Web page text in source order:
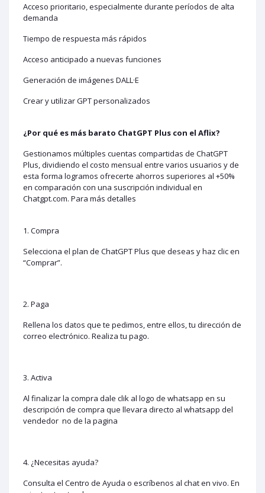
Acceso prioritario, especialmente durante períodos de alta
demanda
Tiempo de respuesta más rápidos
Acceso anticipado a nuevas funciones
Generación de imágenes DALL·E
Crear y utilizar GPT personalizados
¿Por qué es más barato ChatGPT Plus con el Aflix?
Gestionamos múltiples cuentas compartidas de ChatGPT
Plus, dividiendo el costo mensual entre varios usuarios y de
esta forma logramos ofrecerte ahorros superiores al +50%
en comparación con una suscripción individual en
Chatgpt.com. Para más detalles
1. Compra
Selecciona el plan de ChatGPT Plus que deseas y haz clic en
“Comprar”.
2. Paga
Rellena los datos que te pedimos, entre ellos, tu dirección de
correo electrónico. Realiza tu pago.
3. Activa
Al finalizar la compra dale clik al logo de whatsapp en su
descripción de compra que llevara directo al whatsapp del
vendedor no de la pagina
4. ¿Necesitas ayuda?
Consulta el Centro de Ayuda o escríbenos al chat en vivo. En